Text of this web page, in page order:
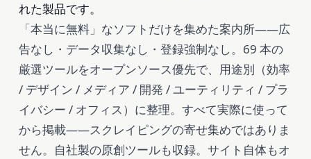
れた製品です。
「本当に無料」なソフトだけを集めた案内所——広
告なし・データ収集なし・登録強制なし。69 本の
厳選ツールをオープンソース優先で、用途別（効率
/ デザイン / メディア / 開発 / ユーティリティ / プラ
イバシー / オフィス）に整理。すべて実際に使って
から掲載——スクレイピングの寄せ集めではありま
せん。自社製の原創ツールも収録。サイト自体もオ